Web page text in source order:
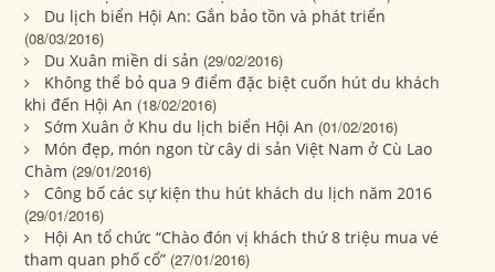
Du lịch biển Hội An: Gắn bảo tồn và phát triển
(08/03/2016)
Du Xuân miền di sản (29/02/2016)
Không thể bỏ qua 9 điểm đặc biệt cuốn hút du khách
khi đến Hội An (18/02/2016)
Sớm Xuân ở Khu du lịch biển Hội An (01/02/2016)
Món đẹp, món ngon từ cây di sản Việt Nam ở Cù Lao
Chàm (29/01/2016)
Công bố các sự kiện thu hút khách du lịch năm 2016
(29/01/2016)
Hội An tổ chức “Chào đón vị khách thứ 8 triệu mua vé
tham quan phố cổ” (27/01/2016)